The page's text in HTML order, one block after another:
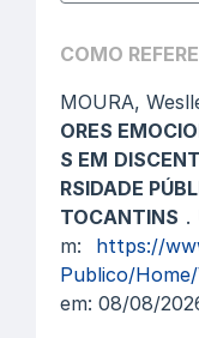
COMO
MOURA,
ORES
S EM
RSIDADE
TOCANTINS .
m: https://
Publico/
em: 08/08/